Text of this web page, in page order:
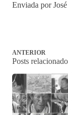
Enviada por
ANTERIOR
Posts